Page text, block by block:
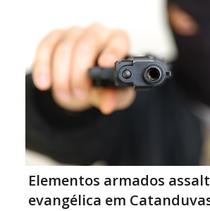
Elementos armados
evangélica em